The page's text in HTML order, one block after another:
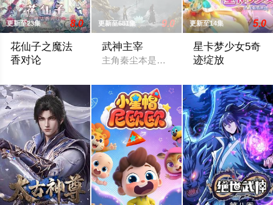
更新至23集 8.0
花仙子之魔法
香对论
更新至681集 9.0
武神主宰
主角秦尘本是武域中最顶尖的天才强者
更新至14集 5.0
星卡梦少女5奇
迹绽放